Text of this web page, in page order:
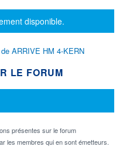
disponible.
ARRIVE HM 4-KERN
LE FORUM
présentes sur le forum
les membres qui en sont émetteurs.